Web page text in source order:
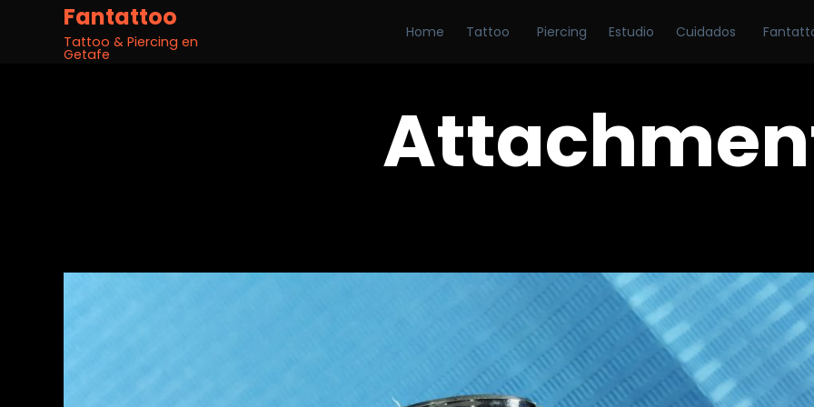
Fantattoo
Tattoo & Piercing en
Getafe
Home Tattoo Piercing Estudio Cuidados